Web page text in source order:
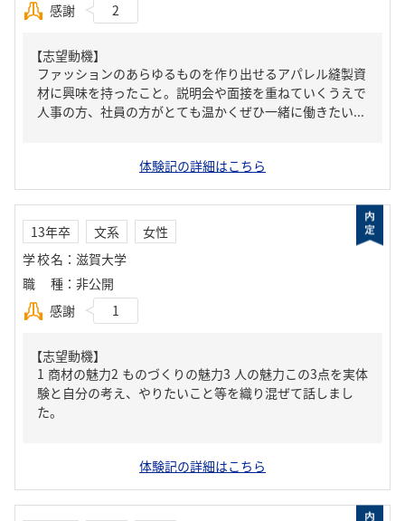
感謝
2
【志望動機】
ファッションのあらゆるものを作り出せるアパレル縫製資
材に興味を持ったこと。説明会や面接を重ねていくうえで
人事の方、社員の方がとても温かくぜひ一緒に働きたい...
体験記の詳細はこちら
13年卒 文系
女性
学校名 ： 滋賀大学
職種 ： 非公開
感謝
1
【志望動機】
1 商材の魅力2 ものづくりの魅力3 人の魅力この3点を実体
験と自分の考え、やりたいこと等を織り混ぜて話しまし
た。
体験記の詳細はこちら